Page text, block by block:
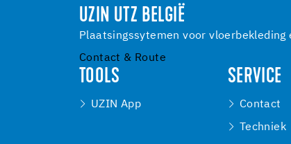
UZIN UTZ BELGIË
Plaatsingssytemen voor vloerbekleding
Contact & Route
TOOLS
UZIN App
SERVICE
Contact
Techniek